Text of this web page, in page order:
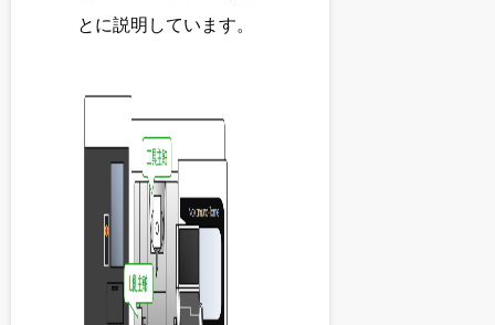
とに説明しています。